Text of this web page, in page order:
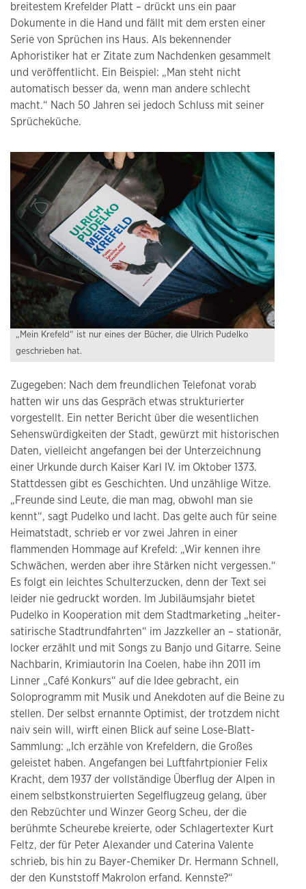
breitestem Krefelder Platt – drückt uns ein paar
Dokumente in die Hand und fällt mit dem ersten einer
Serie von Sprüchen ins Haus. Als bekennender
Aphoristiker hat er Zitate zum Nachdenken gesammelt
und veröffentlicht. Ein Beispiel: „Man steht nicht
automatisch besser da, wenn man andere schlecht
macht.“ Nach 50 Jahren sei jedoch Schluss mit seiner
Sprücheküche.
„Mein Krefeld“ ist nur eines der Bücher, die Ulrich Pudelko
geschrieben hat.
Zugegeben: Nach dem freundlichen Telefonat vorab
hatten wir uns das Gespräch etwas strukturierter
vorgestellt. Ein netter Bericht über die wesentlichen
Sehenswürdigkeiten der Stadt, gewürzt mit historischen
Daten, vielleicht angefangen bei der Unterzeichnung
einer Urkunde durch Kaiser Karl IV. im Oktober 1373.
Stattdessen gibt es Geschichten. Und unzählige Witze.
„Freunde sind Leute, die man mag, obwohl man sie
kennt“, sagt Pudelko und lacht. Das gelte auch für seine
Heimatstadt, schrieb er vor zwei Jahren in einer
flammenden Hommage auf Krefeld: „Wir kennen ihre
Schwächen, werden aber ihre Stärken nicht vergessen.“
Es folgt ein leichtes Schulterzucken, denn der Text sei
leider nie gedruckt worden. Im Jubiläumsjahr bietet
Pudelko in Kooperation mit dem Stadtmarketing „heiter-
satirische Stadtrundfahrten“ im Jazzkeller an – stationär,
locker erzählt und mit Songs zu Banjo und Gitarre. Seine
Nachbarin, Krimiautorin Ina Coelen, habe ihn 2011 im
Linner „Café Konkurs“ auf die Idee gebracht, ein
Soloprogramm mit Musik und Anekdoten auf die Beine zu
stellen. Der selbst ernannte Optimist, der trotzdem nicht
naiv sein will, wirft einen Blick auf seine Lose-Blatt-
Sammlung: „Ich erzähle von Krefeldern, die Großes
geleistet haben. Angefangen bei Luftfahrtpionier Felix
Kracht, dem 1937 der vollständige Überflug der Alpen in
einem selbstkonstruierten Segelflugzeug gelang, über
den Rebzüchter und Winzer Georg Scheu, der die
berühmte Scheurebe kreierte, oder Schlagertexter Kurt
Feltz, der für Peter Alexander und Caterina Valente
schrieb, bis hin zu Bayer-Chemiker Dr. Hermann Schnell,
der den Kunststoff Makrolon erfand. Kennste?“